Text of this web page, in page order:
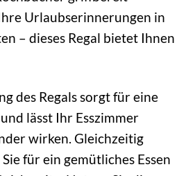
Urlaubserinnerungen in
– dieses Regal bietet Ihnen
des Regals sorgt für eine
lässt Ihr Esszimmer
wirken. Gleichzeitig
für ein gemütliches Essen